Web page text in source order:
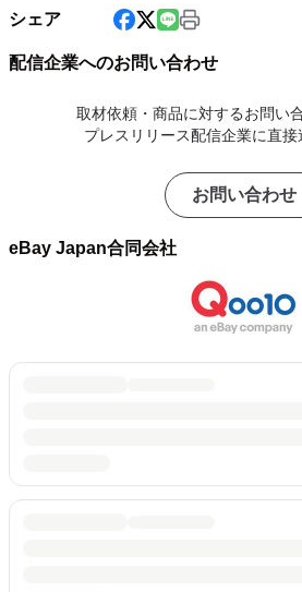
シェア
配信企業へのお問い合わせ
取材依頼・商品に対するお問い
プレスリリース配信企業に直接
お問い合わせ
eBay Japan合同会社